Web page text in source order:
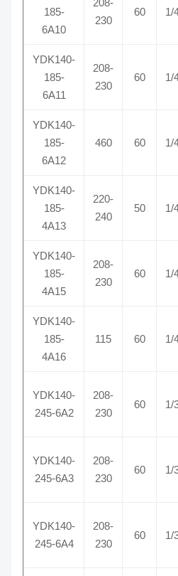
185-
6A10
208-
230
60 1/
YDK140-
185-
6A11
208-
230
60 1/
YDK140-
185-
6A12
460 60 1/
YDK140-
185-
4A13
220-
240
50 1/
YDK140-
185-
4A15
208-
230
60 1/
YDK140-
185-
4A16
115 60 1/
YDK140-
245-6A2
208-
230
60 1/
YDK140-
245-6A3
208-
230
60 1/
YDK140-
245-6A4
208-
230
60 1/